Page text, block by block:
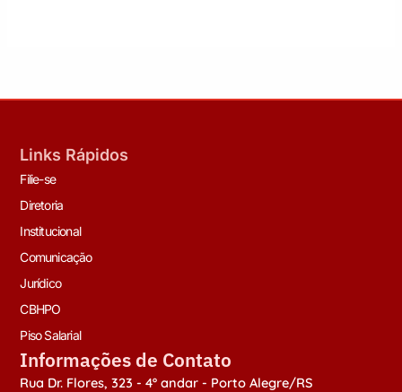
Links Rápidos
Filie-se
Diretoria
Institucional
Comunicação
Jurídico
CBHPO
Piso Salarial
Informações de Contato
Rua Dr. Flores, 323 - 4º andar - Porto Alegre/RS